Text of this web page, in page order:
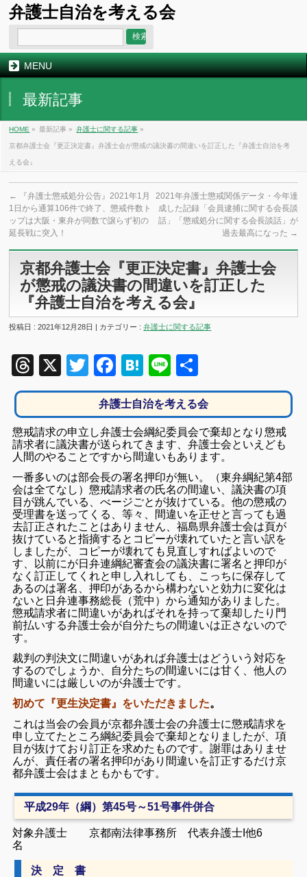
弁護士自治を考える会
MENU
最新記事
HOME » 最新記事 » 弁護士に関する記事 »
京都弁護士会『更正決定書』弁護士会が懲戒の議決書の間違いを訂正した『弁護士自治を考
える会』
←
『弁護士懲戒処分公告』2021年1月
1日から通算106件で終了、懲戒件数ト
ップは大阪・東弁が同数で譲らず初の
延長戦に突入！
2021年弁護士懲戒関係データ・今年達
成した記録「会員逮捕に関する会長談
話」「懲戒処分に関する会長談話」が
過去最高になった →
京都弁護士会『更正決定書』弁護士会
が懲戒の議決書の間違いを訂正した
『弁護士自治を考える会』
投稿日 : 2021年12月28日 | カテゴリー :弁護士に関する記事
Threads
X TwitterFacebook
Hatena
Line
有
弁護士自治を考える会
懲戒請求の申立し弁護士会綱紀委員会で棄却となり懲戒
請求者に議決書が送られてきます、弁護士会といえども
人間のやることですから間違いもあります。
一番多いのは部会長の署名押印が無い。（東弁綱紀第4部
会は全てなし）懲戒請求者の氏名の間違い、議決書の項
目が跳んでいる、べージごとが抜けている。他の懲戒の
受理書を送ってくる、等々、間違いを正せと言っても過
去訂正されたことはありません、福島県弁護士会は頁が
抜けていると指摘するとコピーが壊れていたと言い訳を
しましたが、コピーが壊れても見直しすればよいので
す、以前にが日弁連綱紀審査会の議決書に署名と押印が
なく訂正してくれと申し入れしても、こっちに保存して
あるのは署名、押印があるから構わないと効力に変化は
ないと日弁連事務総長（荒中）から通知がありました。
懲戒請求者に間違いがあればそれを持って棄却したり門
前払いする弁護士会が自分たちの間違いは正さないので
す。
裁判の判決文に間違いがあれば弁護士はどういう対応を
するのでしょうか、自分たちの間違いには甘く、他人の
間違いには厳しいのが弁護士です。
初めて『更生決定書』をいただきました。
これは当会の会員が京都弁護士会の弁護士に懲戒請求を
申し立てたところ綱紀委員会で棄却となりましたが、項
目が抜けており訂正を求めたものです。謝罪はありませ
んが、責任者の署名押印があり間違いを訂正するだけ京
都弁護士会はまともかもです。
平成29年（綱）第45号～51号事件併合
対象弁護士 京都南法律事務所 代表弁護士I他6
名
決 定 書